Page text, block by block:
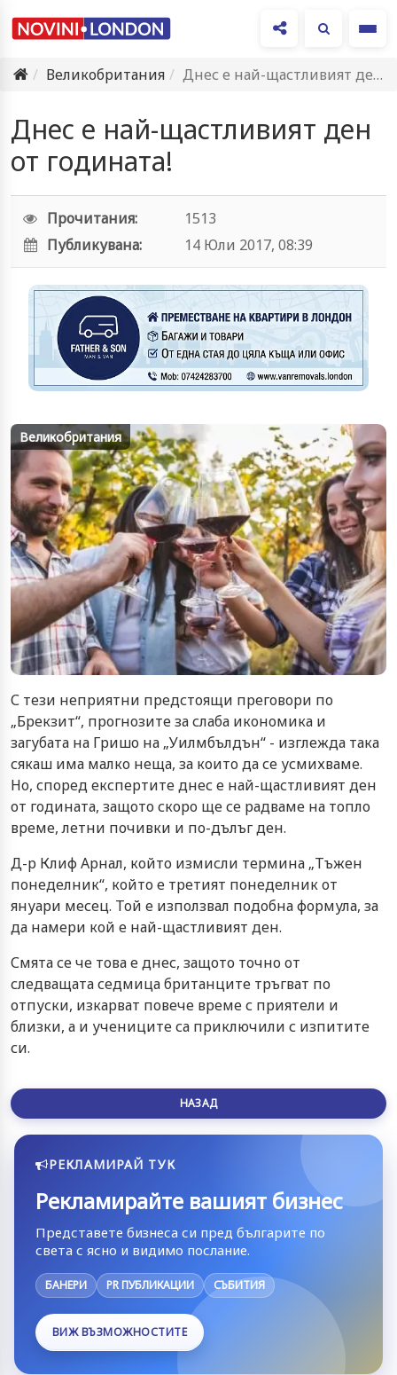
Великобритания
Днес е най-щастливият ден от годината!
Днес е най-щастливият ден
от годината!
Прочитания:
1513
Публикувана:
14 Юли 2017, 08:39
Великобритания
С тези неприятни предстоящи преговори по
„Брекзит“, прогнозите за слаба икономика и
загубата на Гришо на „Уилмбълдън“ - изглежда така
сякаш има малко неща, за които да се усмихваме.
Но, според експертите днес е най-щастливият ден
от годината, защото скоро ще се радваме на топло
време, летни почивки и по-дълъг ден.
Д-р Клиф Арнал, който измисли термина „Тъжен
понеделник“, който е третият понеделник от
януари месец. Той е използвал подобна формула, за
да намери кой е най-щастливият ден.
Смята се че това е днес, защото точно от
следващата седмица британците тръгват по
отпуски, изкарват повече време с приятели и
близки, а и учениците са приключили с изпитите
си.
НАЗАД
РЕКЛАМИРАЙ ТУК
Рекламирайте вашият бизнес
Представете бизнеса си пред българите по
света с ясно и видимо послание.
БАНЕРИ PR ПУБЛИКАЦИИ СЪБИТИЯ
ВИЖ ВЪЗМОЖНОСТИТЕ